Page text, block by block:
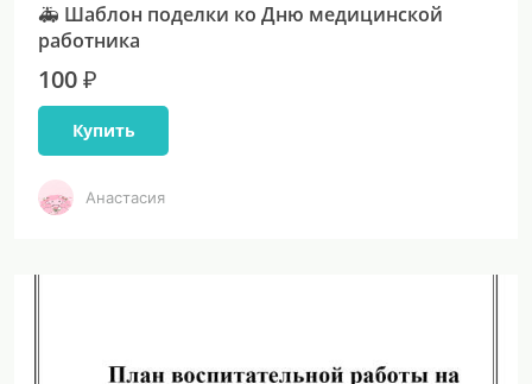
🚑 Шаблон поделки ко Дню медицинской
работника
100 ₽
Купить
Анастасия